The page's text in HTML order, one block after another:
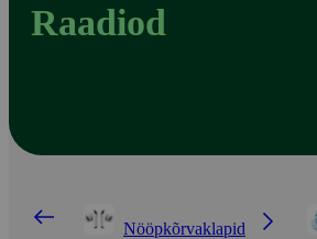
Raadiod
Nööpkõrvaklapid